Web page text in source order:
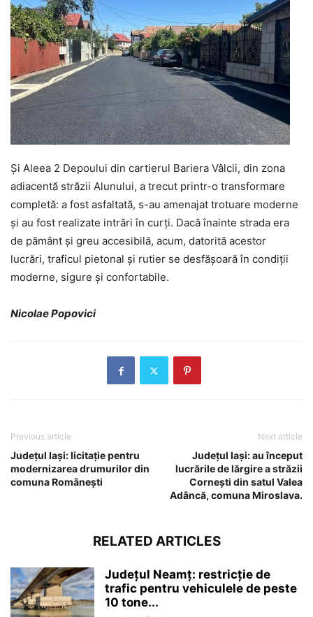
Și Aleea 2 Depoului din cartierul Bariera Vâlcii, din zona
adiacentă străzii Alunului, a trecut printr-o transformare
completă: a fost asfaltată, s-au amenajat trotuare moderne
și au fost realizate intrări în curți. Dacă înainte strada era
de pământ și greu accesibilă, acum, datorită acestor
lucrări, traficul pietonal și rutier se desfășoară în condiții
moderne, sigure și confortabile.
Nicolae Popovici
Previous article
Județul Iași: licitație pentru
modernizarea drumurilor din
comuna Românești
Next article
Județul Iași: au început
lucrările de lărgire a străzii
Cornești din satul Valea
Adâncă, comuna Miroslava.
RELATED ARTICLES
Județul Neamț: restricție de
trafic pentru vehiculele de peste
10 tone...